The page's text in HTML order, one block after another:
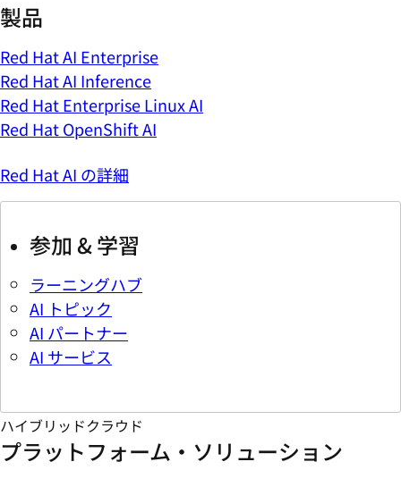
製品
Red Hat AI Enterprise
Red Hat AI Inference
Red Hat Enterprise Linux AI
Red Hat OpenShift AI
Red Hat AI の詳細
参加 & 学習
ラーニングハブ
AI トピック
AI パートナー
AI サービス
ハイブリッドクラウド
プラットフォーム・ソリューション